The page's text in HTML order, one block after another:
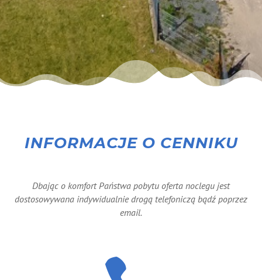
INFORMACJE O CENNIKU
Dbając o komfort Państwa pobytu oferta noclegu jest
dostosowywana indywidualnie drogą telefoniczą bądź poprzez
email.